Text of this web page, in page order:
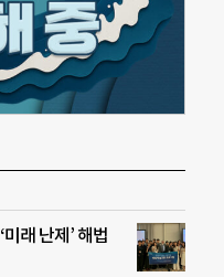
래 난제’ 해법